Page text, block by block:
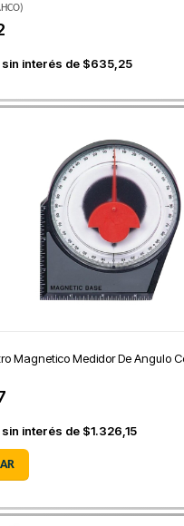
)
interés de $635,25
Magnetico Medidor De Angulo
interés de $1.326,15